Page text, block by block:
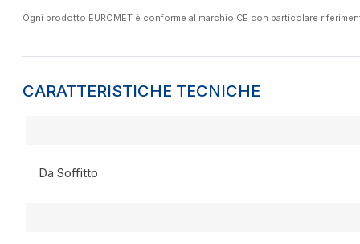
Ogni prodotto EUROMET è conforme al marchio CE con particolare
CARATTERISTICHE TECNICHE
Da Soffitto